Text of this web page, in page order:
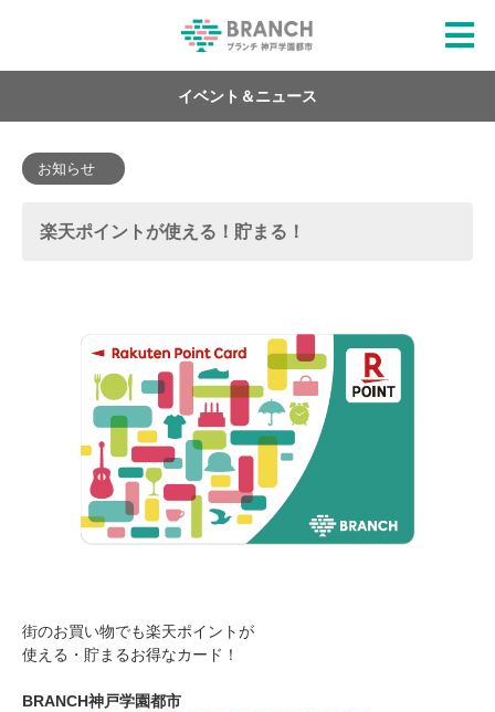
イベント＆ニュース
お知らせ
楽天ポイントが使える！貯まる！
街のお買い物でも楽天ポイントが
使える・貯まるお得なカード！
BRANCH神戸学園都市